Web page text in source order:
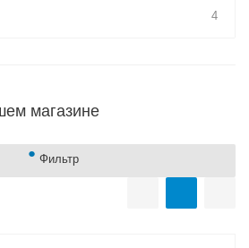
4
магазине
Фильтр